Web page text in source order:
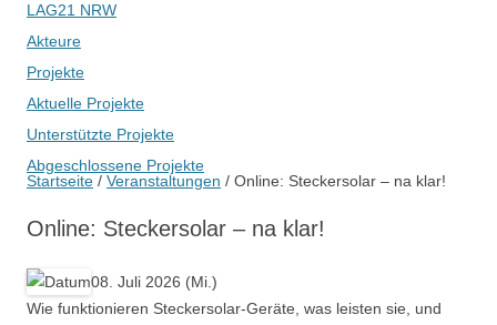
LAG21 NRW
Akteure
Projekte
Aktuelle Projekte
Unterstützte Projekte
Abgeschlossene Projekte
Startseite / Veranstaltungen / Online: Steckersolar – na klar!
Online: Steckersolar – na klar!
08. Juli 2026 (Mi.)
Wie funktionieren Steckersolar-Geräte, was leisten sie, und